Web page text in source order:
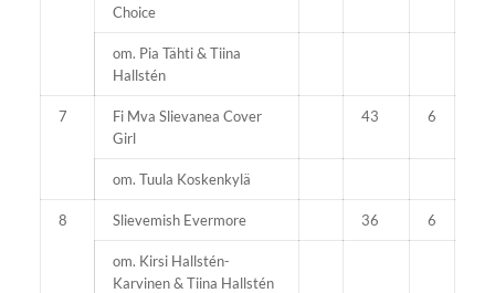
Choice
om. Pia Tähti & Tiina
Hallstén
7
Fi Mva Slievanea Cover
Girl
43 6
om. Tuula Koskenkylä
8 Slievemish Evermore 36 6
om. Kirsi Hallstén-
Karvinen & Tiina Hallstén